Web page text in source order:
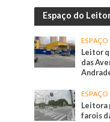
Espaço do
Leitor
das
Leitora
farois